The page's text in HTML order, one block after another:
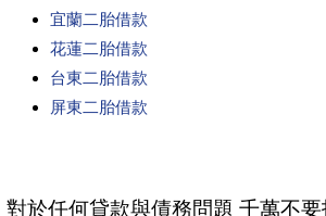
宜蘭二胎借款
花蓮二胎借款
台東二胎借款
屏東二胎借款
對於任何貸款與債務問題 千萬不